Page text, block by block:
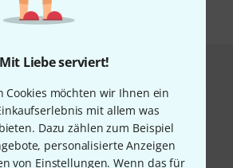
Mit Liebe serviert!
Cookies möchten wir Ihnen ein
mit allem was
Dazu zählen zum Beispiel
personalisierte Anzeigen
von Einstellungen. Wenn das für
* Pflichtfeld
bezahlen